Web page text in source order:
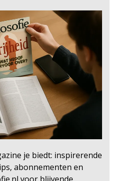
je biedt: inspirerende
abonnementen en